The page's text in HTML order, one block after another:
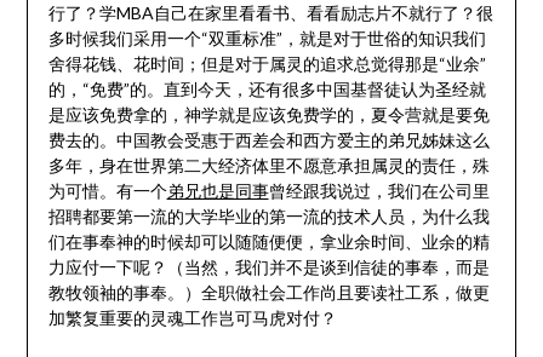
行了？学MBA自己在家里看看书、看看励志片不就行了？很
多时候我们采用一个“双重标准”，就是对于世俗的知识我们
舍得花钱、花时间；但是对于属灵的追求总觉得那是“业余”
的，“免费”的。直到今天，还有很多中国基督徒认为圣经就
是应该免费拿的，神学就是应该免费学的，夏令营就是要免
费去的。中国教会受惠于西差会和西方爱主的弟兄姊妹这么
多年，身在世界第二大经济体里不愿意承担属灵的责任，殊
为可惜。有一个弟兄也是同事曾经跟我说过，我们在公司里
招聘都要第一流的大学毕业的第一流的技术人员，为什么我
们在事奉神的时候却可以随随便便，拿业余时间、业余的精
力应付一下呢？（当然，我们并不是谈到信徒的事奉，而是
教牧领袖的事奉。）全职做社会工作尚且要读社工系，做更
加繁复重要的灵魂工作岂可马虎对付？